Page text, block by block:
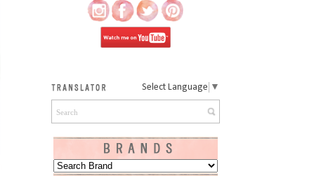
Select Language ▼